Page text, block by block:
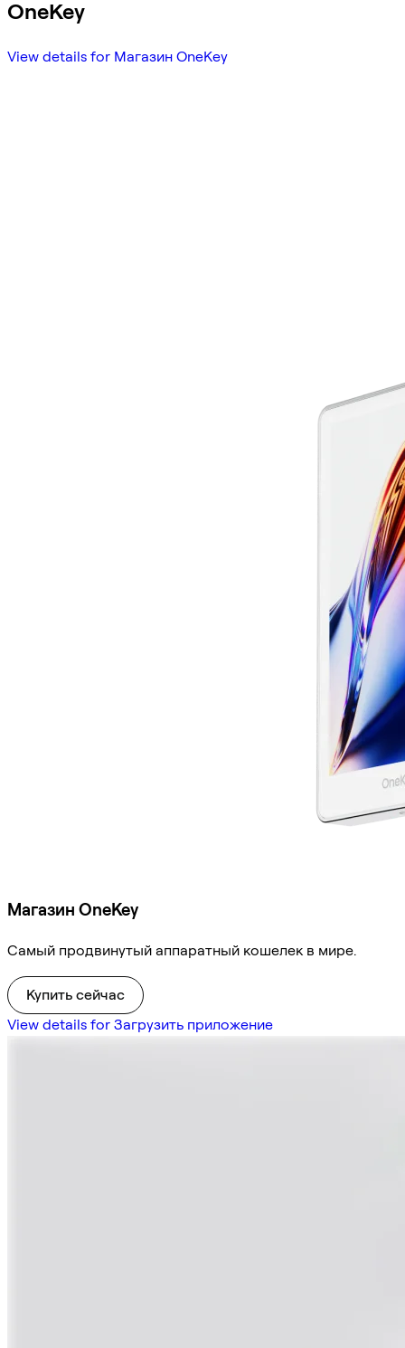
OneKey
View details for Магазин OneKey
Магазин OneKey
Самый продвинутый аппаратный кошелек в мире.
Купить сейчас
View details for Загрузить приложение